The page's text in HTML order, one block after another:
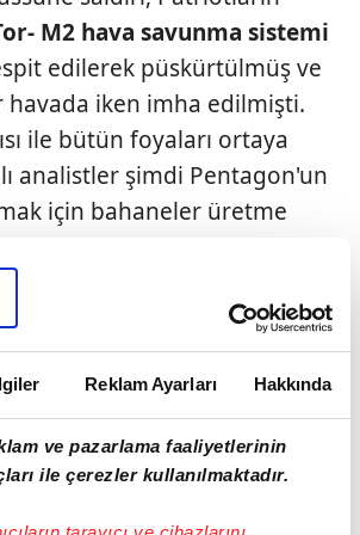
Reklam Ayarları Hakkında
ve pazarlama faaliyetlerinin
ile çerezler kullanılmaktadır.
M2 hava savunma sistemi
edilerek püskürtülmüş ve
havada iken imha edilmişti.
ile bütün foyaları ortaya
analistler şimdi Pentagon'un
için bahaneler üretme
de
ABD'nin saldırı
geliştirdiği ve terörle
için savunma
tespitler. Son olarak
füzeleriniimha